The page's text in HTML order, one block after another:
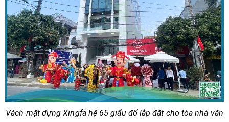
Vách mặt dựng Xingfa hệ 65 giấu đố lắp đặt cho tòa nhà văn